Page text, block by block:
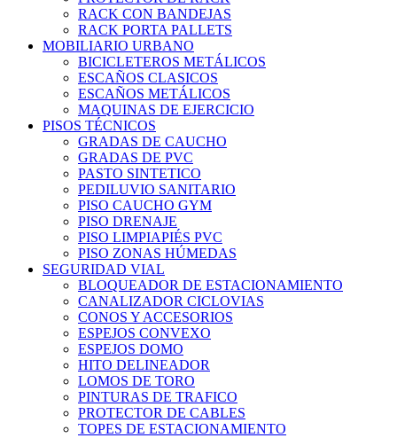
RACK CON BANDEJAS
RACK PORTA PALLETS
MOBILIARIO URBANO
BICICLETEROS METÁLICOS
ESCAÑOS CLASICOS
ESCAÑOS METÁLICOS
MAQUINAS DE EJERCICIO
PISOS TÉCNICOS
GRADAS DE CAUCHO
GRADAS DE PVC
PASTO SINTETICO
PEDILUVIO SANITARIO
PISO CAUCHO GYM
PISO DRENAJE
PISO LIMPIAPIÉS PVC
PISO ZONAS HÚMEDAS
SEGURIDAD VIAL
BLOQUEADOR DE ESTACIONAMIENTO
CANALIZADOR CICLOVIAS
CONOS Y ACCESORIOS
ESPEJOS CONVEXO
ESPEJOS DOMO
HITO DELINEADOR
LOMOS DE TORO
PINTURAS DE TRAFICO
PROTECTOR DE CABLES
TOPES DE ESTACIONAMIENTO